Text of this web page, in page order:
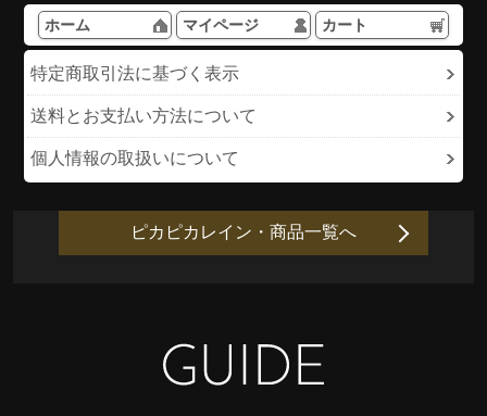
ホーム マイページ カート
特定商取引法に基づく表示
送料とお支払い方法について
個人情報の取扱いについて
ピカピカレイン・商品一覧へ